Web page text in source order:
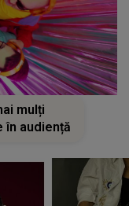
mulți
audiență